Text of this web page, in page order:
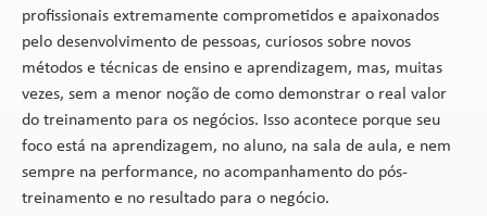
profissionais extremamente comprometidos e apaixonados
pelo desenvolvimento de pessoas, curiosos sobre novos
métodos e técnicas de ensino e aprendizagem, mas, muitas
vezes, sem a menor noção de como demonstrar o real valor
do treinamento para os negócios. Isso acontece porque seu
foco está na aprendizagem, no aluno, na sala de aula, e nem
sempre na performance, no acompanhamento do pós-
treinamento e no resultado para o negócio.